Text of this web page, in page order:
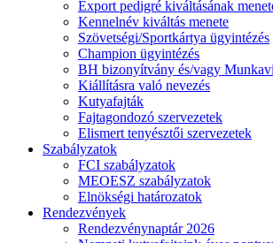
Export pedigré kiváltásának
Kennelnév kiváltás menete
Szövetségi/Sportkártya ügyintézés
Champion ügyintézés
BH bizonyítvány és/vagy
Kiállításra való nevezés
Kutyafajták
Fajtagondozó szervezetek
Elismert tenyésztői szervezetek
Szabályzatok
FCI szabályzatok
MEOESZ szabályzatok
Elnökségi határozatok
Rendezvények
Rendezvénynaptár 2026